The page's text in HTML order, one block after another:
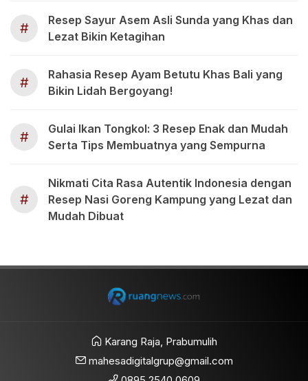
#
Resep Sayur Asem Asli Sunda yang Khas dan
Lezat Bikin Ketagihan
#
Rahasia Resep Ayam Betutu Khas Bali yang
Bikin Lidah Bergoyang!
#
Gulai Ikan Tongkol: 3 Resep Enak dan Mudah
Serta Tips Membuatnya yang Sempurna
#
Nikmati Cita Rasa Autentik Indonesia dengan
Resep Nasi Goreng Kampung yang Lezat dan
Mudah Dibuat
Karang Raja, Prabumulih
mahesadigitalgrup@gmail.com